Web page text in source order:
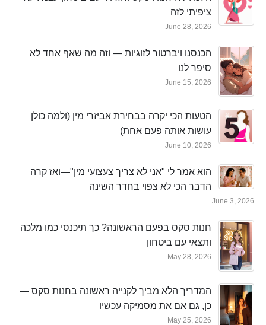
ציפיתי לזה
June 28, 2026
הכנסנו ויברטור לזוגיות — וזה מה שאף אחד לא
סיפר לנו
June 15, 2026
הטעות הכי יקרה בבחירת אביזרי מין (ולמה כולן
עושות אותה פעם אחת)
June 10, 2026
הוא אמר לי "אני לא צריך צעצועי מין"—ואז קרה
הדבר הכי לא צפוי בחדר השינה
June 3, 2026
חנות סקס בפעם הראשונה? כך תיכנסי כמו מלכה
ותצאי עם ביטחון
May 28, 2026
המדריך הלא מביך לקנייה ראשונה בחנות סקס —
כן, גם אם את מסמיקה עכשיו
May 25, 2026